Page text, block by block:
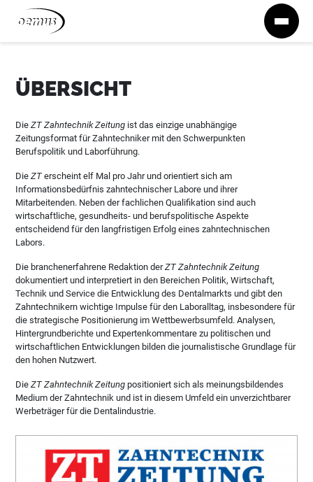
Zum Inhalt springen
ÜBERSICHT
DieZT Zahntechnik Zeitung ist das einzige unabhängige
Zeitungsformat für Zahntechniker mit den Schwerpunkten
Berufspolitik und Laborführung.
DieZT erscheint elf Mal pro Jahr und orientiert sich am
Informationsbedürfnis zahntechnischer Labore und ihrer
Mitarbeitenden. Neben der fachlichen Qualifikation sind auch
wirtschaftliche, gesundheits- und berufspolitische Aspekte
entscheidend für den langfristigen Erfolg eines zahntechnischen
Labors.
Die branchenerfahrene Redaktion derZT Zahntechnik Zeitung
dokumentiert und interpretiert in den Bereichen Politik, Wirtschaft,
Technik und Service die Entwicklung des Dentalmarkts und gibt den
Zahntechnikern wichtige Impulse für den Laboralltag, insbesondere für
die strategische Positionierung im Wettbewerbsumfeld. Analysen,
Hintergrundberichte und Expertenkommentare zu politischen und
wirtschaftlichen Entwicklungen bilden die journalistische Grundlage für
den hohen Nutzwert.
DieZT Zahntechnik Zeitung positioniert sich als meinungsbildendes
Medium der Zahntechnik und ist in diesem Umfeld ein unverzichtbarer
Werbeträger für die Dentalindustrie.